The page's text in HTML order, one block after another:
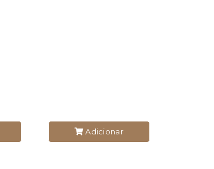
Adicionar